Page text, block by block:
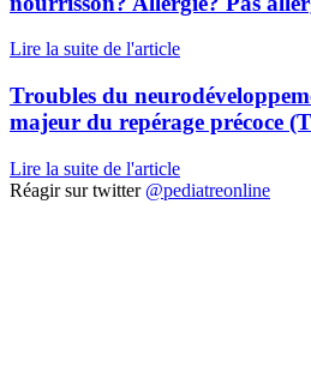
Lire la suite de l'article
Troubles du
majeur du repérage précoce
Lire la suite de l'article
Réagir sur twitter @pediatreonline